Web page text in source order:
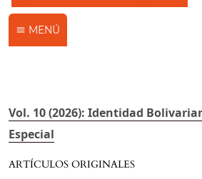
MENÚ
Vol. 10 (2026): Identidad
Especial
ARTÍCULOS ORIGINALES